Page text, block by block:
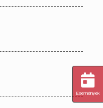
Események